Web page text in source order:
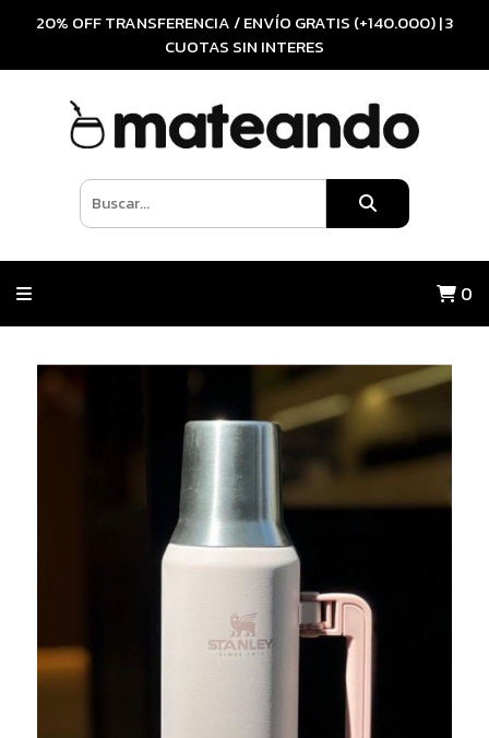
20% OFF TRANSFERENCIA / ENVÍO GRATIS (+140.000) | 3
CUOTAS SIN INTERES
0